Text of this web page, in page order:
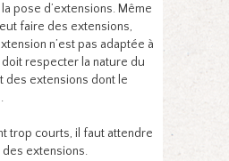
pose d’extensions. Même
faire des extensions,
n’est pas adaptée à
respecter la nature du
des extensions dont le
trop courts, il faut attendre
extensions.